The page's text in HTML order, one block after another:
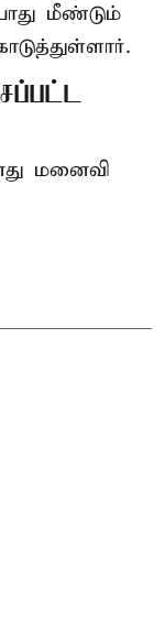
மீண்டும்
மனைவி